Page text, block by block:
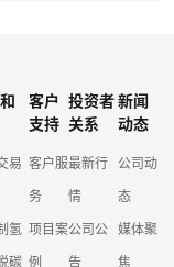
易
氢
碳
客户
支持
客户服
务
项目案
例
投资者
关系
最新行
情
公司公
告
新闻
动态
公司动
态
媒体聚
焦